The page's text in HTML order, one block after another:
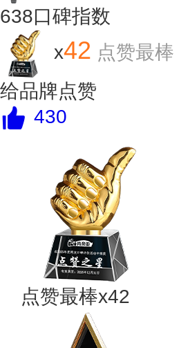
638口碑指数
x42 点赞最棒
给品牌点赞
430
点赞最棒x42